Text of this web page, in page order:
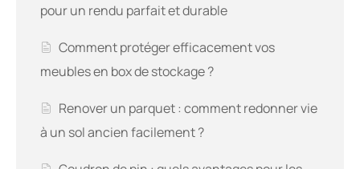
pour un rendu parfait et durable
Comment protéger efficacement vos
meubles en box de stockage ?
Renover un parquet : comment redonner vie
à un sol ancien facilement ?